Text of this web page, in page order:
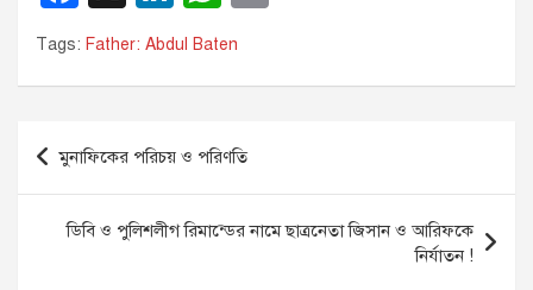
a
c
b
o
o
n
k
dI
n
h
at
A
p
p
Tags: Father: Abdul Baten
Post
navigation
মুনাফিকের পরিচয় ও পরিণতি
ডিবি ও পুলিশলীগ রিমান্ডের নামে ছাত্রনেতা জিসান ও আরিফকে
নির্যাতন !